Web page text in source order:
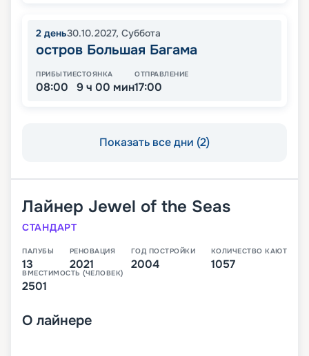
2 день30.10.2027, Суббота
остров Большая Багама
ПРИБЫТИЕ
08:00
СТОЯНКА
9 ч 00 мин
ОТПРАВЛЕНИЕ
17:00
Показать все дни (2)
Лайнер Jewel of the Seas
СТАНДАРТ
ПАЛУБЫ
13
РЕНОВАЦИЯ
2021
ГОД ПОСТРОЙКИ
2004
КОЛИЧЕСТВО КАЮТ
1057
ВМЕСТИМОСТЬ (ЧЕЛОВЕК)
2501
О лайнере